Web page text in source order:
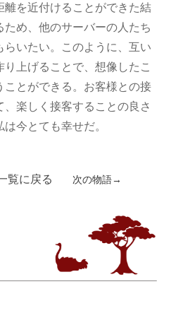
離を近付けることができた結
め、他のサーバーの人たち
いたい。このように、互い
上げることで、想像したこ
ことができる。お客様との接
楽しく接客することの良さ
今とても幸せだ。
覧に戻る 次の物語→